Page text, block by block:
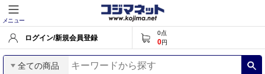
メニュー
ログイン/新規会員登録
0点
0円
全ての商品